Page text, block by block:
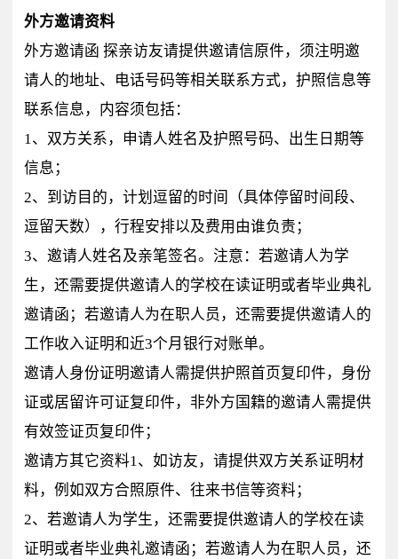
外方邀请资料
外方邀请函 探亲访友请提供邀请信原件，须注明邀
请人的地址、电话号码等相关联系方式，护照信息等
联系信息，内容须包括：
1、双方关系，申请人姓名及护照号码、出生日期等
信息；
2、到访目的，计划逗留的时间（具体停留时间段、
逗留天数），行程安排以及费用由谁负责；
3、邀请人姓名及亲笔签名。注意：若邀请人为学
生，还需要提供邀请人的学校在读证明或者毕业典礼
邀请函；若邀请人为在职人员，还需要提供邀请人的
工作收入证明和近3个月银行对账单。
邀请人身份证明邀请人需提供护照首页复印件，身份
证或居留许可证复印件，非外方国籍的邀请人需提供
有效签证页复印件；
邀请方其它资料1、如访友，请提供双方关系证明材
料，例如双方合照原件、往来书信等资料；
2、若邀请人为学生，还需要提供邀请人的学校在读
证明或者毕业典礼邀请函；若邀请人为在职人员，还